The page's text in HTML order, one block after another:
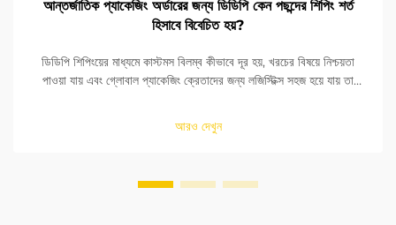
আন্তর্জাতিক প্যাকেজিং অর্ডারের জন্য ডিডিপি কেন পছন্দের শিপিং শর্ত
হিসাবে বিবেচিত হয়?
ডিডিপি শিপিংয়ের মাধ্যমে কাস্টমস বিলম্ব কীভাবে দূর হয়, খরচের বিষয়ে নিশ্চয়তা
পাওয়া যায় এবং গ্লোবাল প্যাকেজিং ক্রেতাদের জন্য লজিস্টিক্স সহজ হয়ে যায় তা
আরও দেখুন